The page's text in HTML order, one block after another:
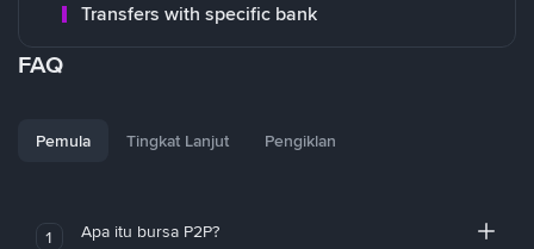
Transfers with specific bank
FAQ
Pemula Tingkat Lanjut Pengiklan
1 Apa itu bursa P2P?